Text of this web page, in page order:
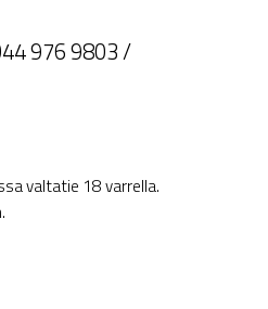
976 9803 /
valtatie 18 varrella.